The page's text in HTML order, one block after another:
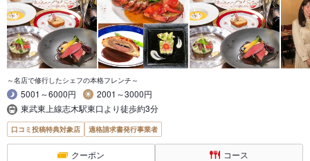
～名店で修行したシェフの本格フレンチ～
5001～6000円
2001～3000円
東武東上線志木駅東口より徒歩約3分
口コミ投稿特典対象店 適格請求書発行事業者
クーポン コース